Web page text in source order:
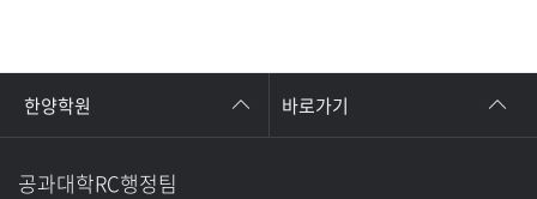
한양학원 바로가기
공과대학RC행정팀